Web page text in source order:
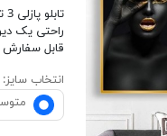
قابل سفارش در 2 سایز متوسط 30*40 و بزرگ 60*40
انتخاب سایز:
متوسط